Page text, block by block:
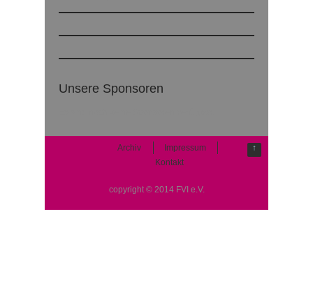
Unsere Sponsoren
↑
Archiv
Impressum
Kontakt
copyright © 2014 FVI e.V.